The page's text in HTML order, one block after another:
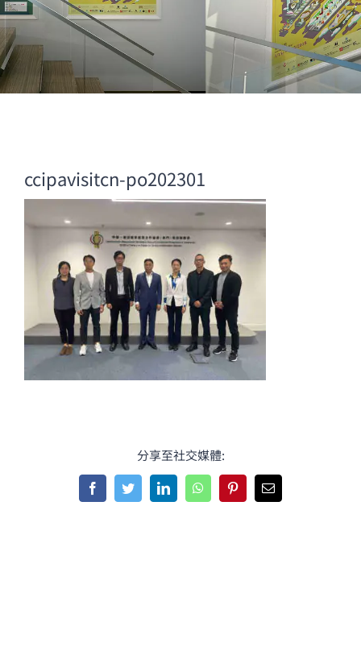
ccipavisitcn-po202301
分享至社交媒體:
FacebookTwitterLinkedInWhatsAppPinterestEmail